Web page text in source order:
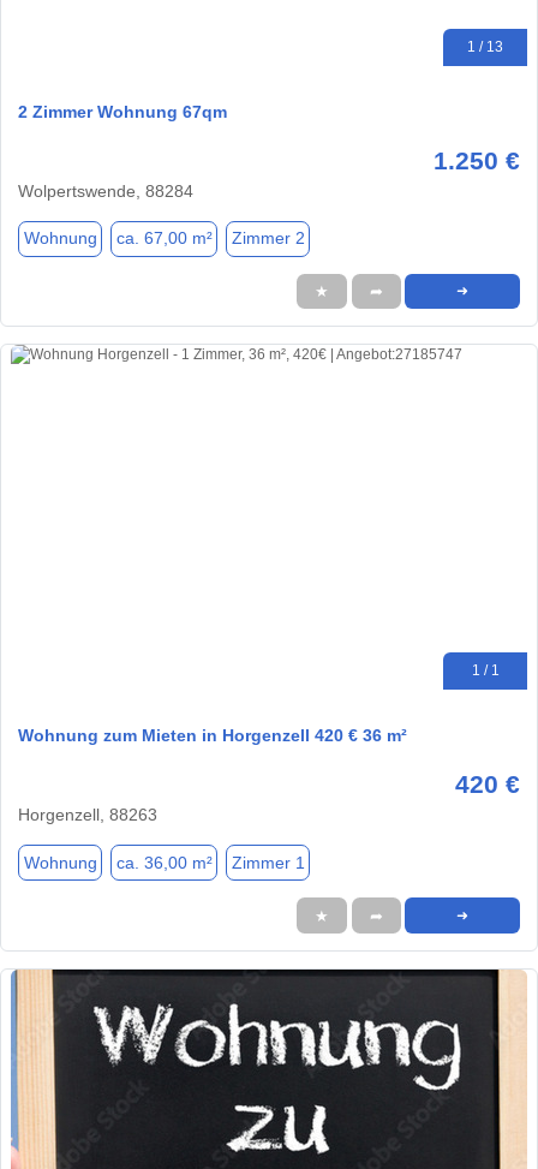
1 / 13
2 Zimmer Wohnung 67qm
1.250 €
Wolpertswende, 88284
Wohnung ca. 67,00 m² Zimmer 2
★ ➦ ➜
1 / 1
Wohnung zum Mieten in Horgenzell 420 € 36 m²
420 €
Horgenzell, 88263
Wohnung ca. 36,00 m² Zimmer 1
★ ➦ ➜